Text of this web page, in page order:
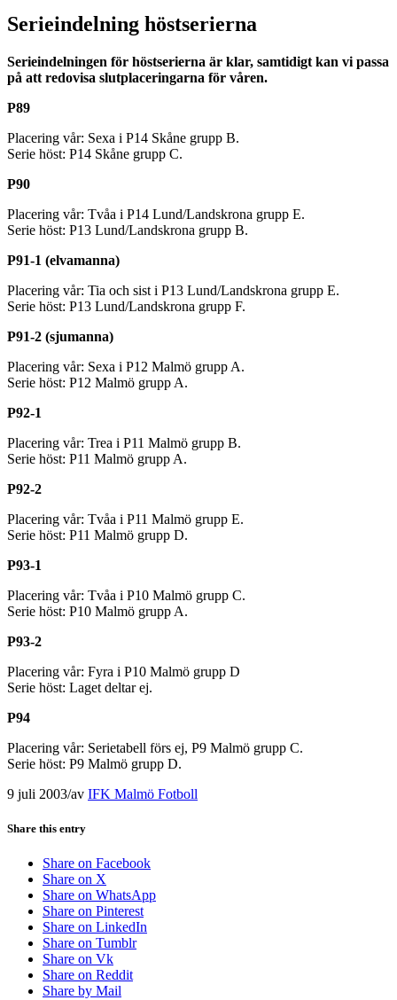
Serieindelning höstserierna
Serieindelningen för höstserierna är klar, samtidigt kan vi passa
på att redovisa slutplaceringarna för våren.
P89
Placering vår: Sexa i P14 Skåne grupp B.
Serie höst: P14 Skåne grupp C.
P90
Placering vår: Tvåa i P14 Lund/Landskrona grupp E.
Serie höst: P13 Lund/Landskrona grupp B.
P91-1 (elvamanna)
Placering vår: Tia och sist i P13 Lund/Landskrona grupp E.
Serie höst: P13 Lund/Landskrona grupp F.
P91-2 (sjumanna)
Placering vår: Sexa i P12 Malmö grupp A.
Serie höst: P12 Malmö grupp A.
P92-1
Placering vår: Trea i P11 Malmö grupp B.
Serie höst: P11 Malmö grupp A.
P92-2
Placering vår: Tvåa i P11 Malmö grupp E.
Serie höst: P11 Malmö grupp D.
P93-1
Placering vår: Tvåa i P10 Malmö grupp C.
Serie höst: P10 Malmö grupp A.
P93-2
Placering vår: Fyra i P10 Malmö grupp D
Serie höst: Laget deltar ej.
P94
Placering vår: Serietabell förs ej, P9 Malmö grupp C.
Serie höst: P9 Malmö grupp D.
9 juli 2003/av IFK Malmö Fotboll
Share this entry
Share on Facebook
Share on X
Share on WhatsApp
Share on Pinterest
Share on LinkedIn
Share on Tumblr
Share on Vk
Share on Reddit
Share by Mail